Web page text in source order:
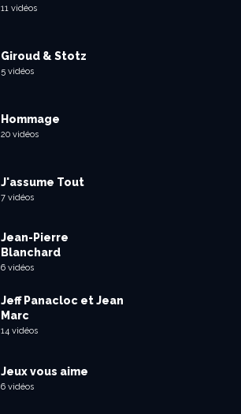
11 vidéos
Giroud & Stotz
5 vidéos
Hommage
20 vidéos
J'assume Tout
7 vidéos
Jean-Pierre
Blanchard
6 vidéos
Jeff Panacloc et Jean
Marc
14 vidéos
Jeux vous aime
6 vidéos